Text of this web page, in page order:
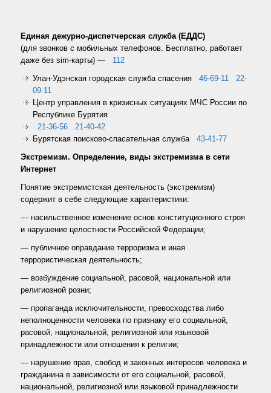
Единая дежурно-диспетчерская служба (ЕДДС)
(для звонков с мобильных телефонов. Бесплатно, работает
даже без sim-карты) — 112
Улан-Удэнская городская служба спасения 46-69-11
22-
09-11
Центр управления в кризисных ситуациях МЧС России по
Республике Бурятия
21-36-56
21-40-42
Бурятская поисково-спасательная служба 43-41-77
Экстремизм. Определение, виды экстремизма в сети
Интернет
Понятие экстремистская деятельность (экстремизм)
содержит в себе следующие характеристики:
— насильственное изменение основ конституционного строя
и нарушение целостности Российской Федерации;
— публичное оправдание терроризма и иная
террористическая деятельность;
— возбуждение социальной, расовой, национальной или
религиозной розни;
— пропаганда исключительности, превосходства либо
неполноценности человека по признаку его социальной,
расовой, национальной, религиозной или языковой
принадлежности или отношения к религии;
— нарушение прав, свобод и законных интересов человека и
гражданина в зависимости от его социальной, расовой,
национальной, религиозной или языковой принадлежности